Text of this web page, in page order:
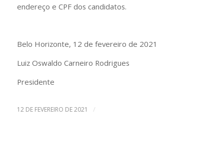
endereço e CPF dos candidatos.
Belo Horizonte, 12 de fevereiro de 2021
Luiz Oswaldo Carneiro Rodrigues
Presidente
12 DE FEVEREIRO DE 2021 /